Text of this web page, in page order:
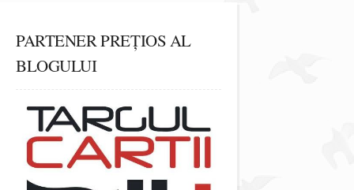
PARTENER PREȚIOS AL
BLOGULUI